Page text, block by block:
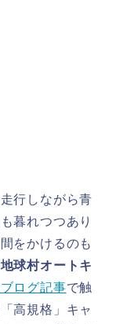
行しながら青
暮れつつあり
をかけるのも
球村オートキ
ログ記事で触
高規格」キャ